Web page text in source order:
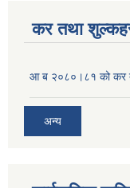
कर तथा
आ ब २०८०।८१ को कर
अन्य